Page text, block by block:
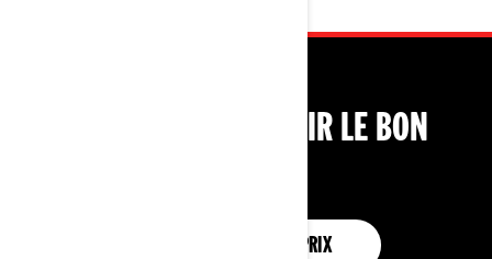
OUTILS POUR CHOISIR LE BON
CONFIGURATION ET PRIX